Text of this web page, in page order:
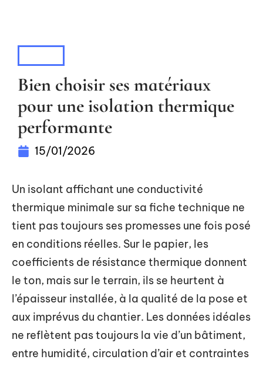
Bien choisir ses matériaux
pour une isolation thermique
performante
15/01/2026
Un isolant affichant une conductivité
thermique minimale sur sa fiche technique ne
tient pas toujours ses promesses une fois posé
en conditions réelles. Sur le papier, les
coefficients de résistance thermique donnent
le ton, mais sur le terrain, ils se heurtent à
l’épaisseur installée, à la qualité de la pose et
aux imprévus du chantier. Les données idéales
ne reflètent pas toujours la vie d’un bâtiment,
entre humidité, circulation d’air et contraintes